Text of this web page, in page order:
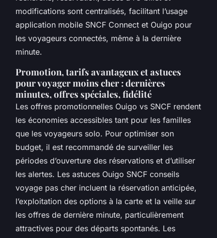
modifications sont centralisés, facilitant l’usage
application mobile SNCF Connect et Ouigo pour
les voyageurs connectés, même à la dernière
minute.
Promotion, tarifs avantageux et astuces
pour voyager moins cher : dernières
minutes, offres spéciales, fidélité
Les offres promotionnelles Ouigo vs SNCF rendent
les économies accessibles tant pour les familles
que les voyageurs solo. Pour optimiser son
budget, il est recommandé de surveiller les
périodes d’ouverture des réservations et d’utiliser
les alertes. Les astuces Ouigo SNCF conseils
voyage pas cher incluent la réservation anticipée,
l’exploitation des options à la carte et la veille sur
les offres de dernière minute, particulièrement
attractives pour des départs spontanés. Les